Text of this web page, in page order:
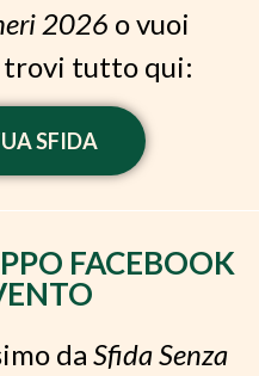
2026 o vuoi
trovi tutto qui:
SFIDA
FACEBOOK
da Sfida Senza